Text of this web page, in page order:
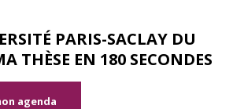
PARIS-SACLAY DU
THÈSE EN 180 SECONDES
agenda